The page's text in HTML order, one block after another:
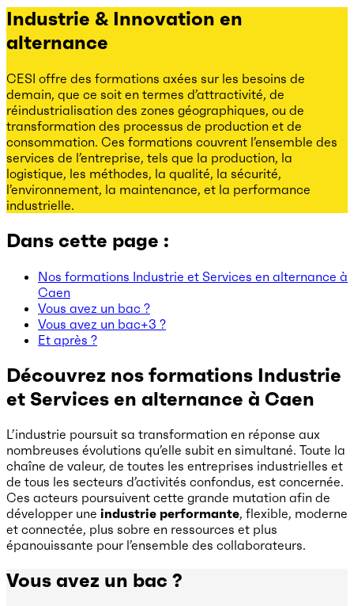
Industrie & Innovation en
alternance
CESI offre des formations axées sur les besoins de
demain, que ce soit en termes d’attractivité, de
réindustrialisation des zones géographiques, ou de
transformation des processus de production et de
consommation. Ces formations couvrent l’ensemble des
services de l’entreprise, tels que la production, la
logistique, les méthodes, la qualité, la sécurité,
l’environnement, la maintenance, et la performance
industrielle.
Dans cette page :
Nos formations Industrie et Services en alternance à
Caen
Vous avez un bac ?
Vous avez un bac+3 ?
Et après ?
Découvrez nos formations Industrie
et Services en alternance à Caen
L’industrie poursuit sa transformation en réponse aux
nombreuses évolutions qu’elle subit en simultané. Toute la
chaîne de valeur, de toutes les entreprises industrielles et
de tous les secteurs d’activités confondus, est concernée.
Ces acteurs poursuivent cette grande mutation afin de
développer une industrie performante, flexible, moderne
et connectée, plus sobre en ressources et plus
épanouissante pour l’ensemble des collaborateurs.
Vous avez un bac ?